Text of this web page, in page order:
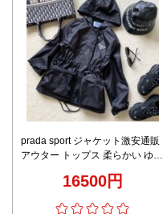
prada sport ジャケット激安通販
アウター トップス 柔らかい ゆっ
16500円